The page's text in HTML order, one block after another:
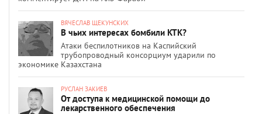
ВЯЧЕСЛАВ ЩЕКУНСКИХ
В чьих интересах бомбили КТК?
Атаки беспилотников на Каспийский
трубопроводный консорциум ударили по
экономике Казахстана
РУСЛАН ЗАКИЕВ
От доступа к медицинской помощи до
лекарственного обеспечения